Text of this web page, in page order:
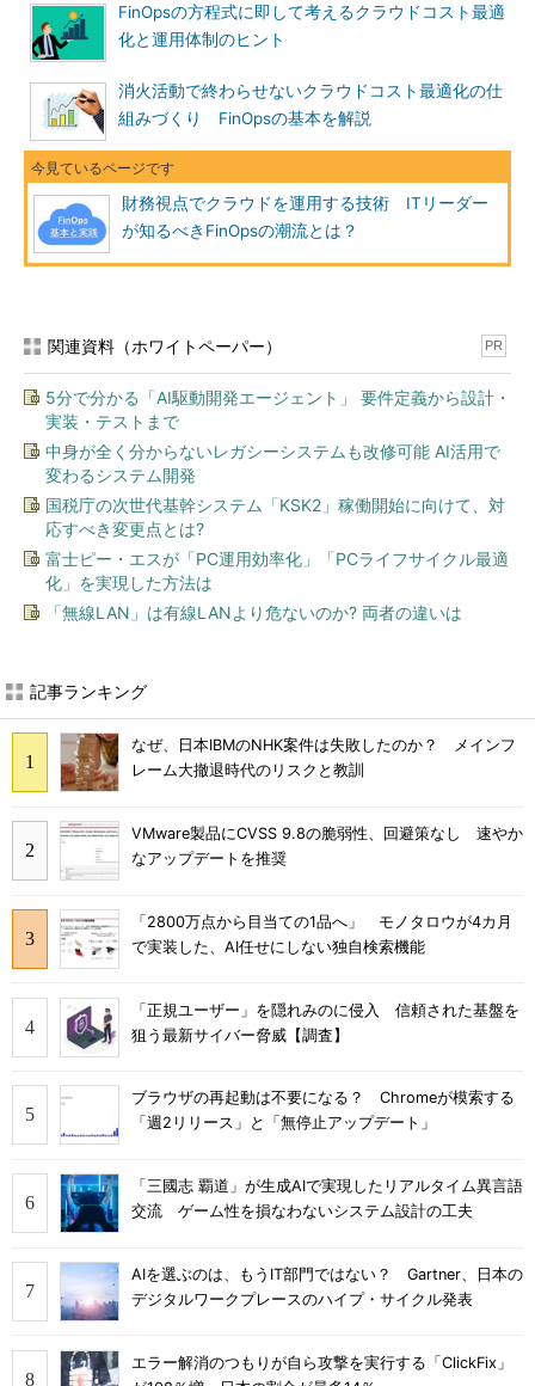
FinOpsの方程式に即して考えるクラウドコスト最適
化と運用体制のヒント
消火活動で終わらせないクラウドコスト最適化の仕
組みづくり FinOpsの基本を解説
財務視点でクラウドを運用する技術 ITリーダー
が知るべきFinOpsの潮流とは？
関連資料（ホワイトペーパー） PR
5分で分かる「AI駆動開発エージェント」 要件定義から設計・
実装・テストまで
中身が全く分からないレガシーシステムも改修可能 AI活用で
変わるシステム開発
国税庁の次世代基幹システム「KSK2」稼働開始に向けて、対
応すべき変更点とは?
富士ピー・エスが「PC運用効率化」「PCライフサイクル最適
化」を実現した方法は
「無線LAN」は有線LANより危ないのか? 両者の違いは
記事ランキング
なぜ、日本IBMのNHK案件は失敗したのか？ メインフ
レーム大撤退時代のリスクと教訓
VMware製品にCVSS 9.8の脆弱性、回避策なし 速やか
なアップデートを推奨
「2800万点から目当ての1品へ」 モノタロウが4カ月
で実装した、AI任せにしない独自検索機能
「正規ユーザー」を隠れみのに侵入 信頼された基盤を
狙う最新サイバー脅威【調査】
ブラウザの再起動は不要になる？ Chromeが模索する
「週2リリース」と「無停止アップデート」
「三國志 覇道」が生成AIで実現したリアルタイム異言語
交流 ゲーム性を損なわないシステム設計の工夫
AIを選ぶのは、もうIT部門ではない？ Gartner、日本の
デジタルワークプレースのハイプ・サイクル発表
エラー解消のつもりが自ら攻撃を実行する「ClickFix」